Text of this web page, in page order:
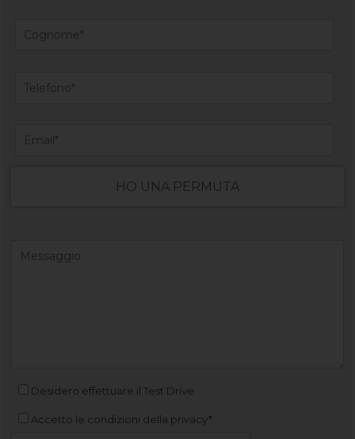
HO UNA PERMUTA
Desidero effettuare il Test Drive
Accetto le condizioni della privacy*